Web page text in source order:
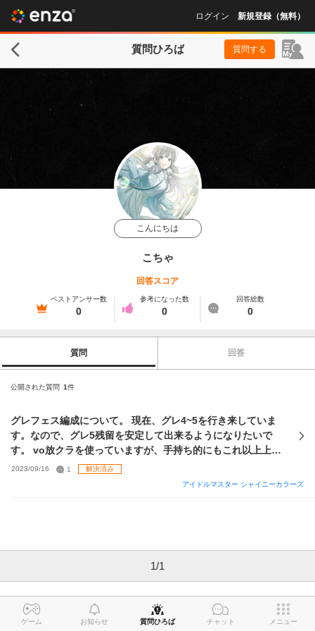
ログイン 新規登録（無料）
質問ひろば 質問する
こんにちは
こちゃ
回答スコア
ベストアンサー数
0
参考になった数
0
回答総数
0
質問 回答
公開された質問 1件
グレフェス編成について。 現在、グレ4~5を行き来していま
す。なので、グレ5残留を安定して出来るようになりたいで
す。 vo放クラを使っていますが、手持ち的にもこれ以上上が
るには限界なのでviアルストに切り替えようと思っていま
す。サポートカードなどどのように編成すればいいでしょう
2023/09/16 1
解決済み
アイドルマスター シャイニーカラーズ
1/1
ゲーム お知らせ 質問ひろば チャット メニュー